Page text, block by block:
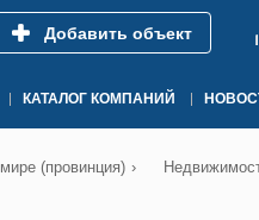
Добавить объект
КАТАЛОГ КОМПАНИЙ
(провинция) ›